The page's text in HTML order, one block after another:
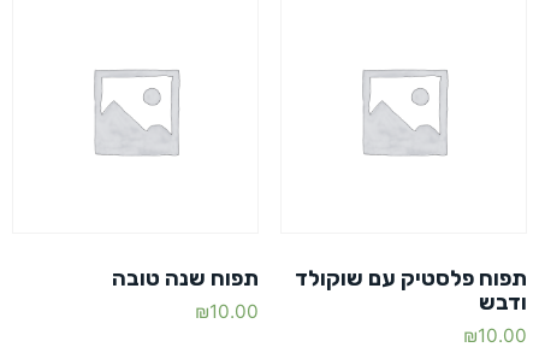
תפוח פלסטיק עם שוקולד
ודבש
₪10.00
תפוח שנה טובה
₪10.00